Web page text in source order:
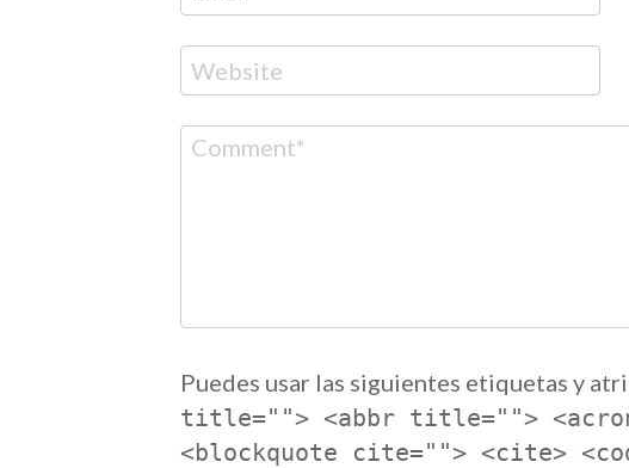
electrónico
Web
Comentario
Puedes usar las siguientes etiquetas y
title=""> <abbr title="">
<blockquote cite=""> <cite>